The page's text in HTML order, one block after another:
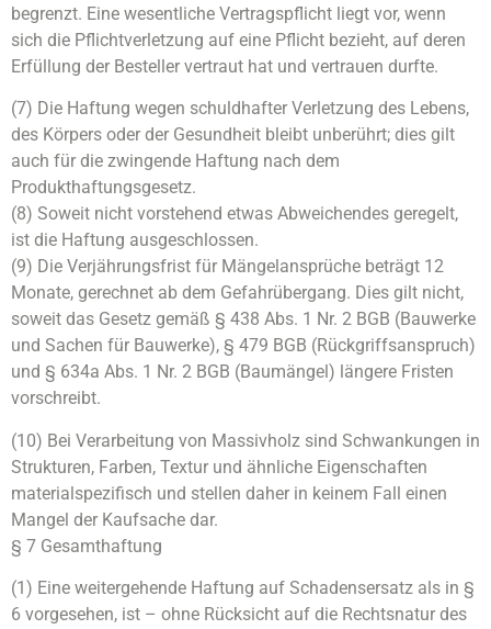
begrenzt. Eine wesentliche Vertragspflicht liegt vor, wenn
sich die Pflichtverletzung auf eine Pflicht bezieht, auf deren
Erfüllung der Besteller vertraut hat und vertrauen durfte.
(7) Die Haftung wegen schuldhafter Verletzung des Lebens,
des Körpers oder der Gesundheit bleibt unberührt; dies gilt
auch für die zwingende Haftung nach dem
Produkthaftungsgesetz.
(8) Soweit nicht vorstehend etwas Abweichendes geregelt,
ist die Haftung ausgeschlossen.
(9) Die Verjährungsfrist für Mängelansprüche beträgt 12
Monate, gerechnet ab dem Gefahrübergang. Dies gilt nicht,
soweit das Gesetz gemäß § 438 Abs. 1 Nr. 2 BGB (Bauwerke
und Sachen für Bauwerke), § 479 BGB (Rückgriffsanspruch)
und § 634a Abs. 1 Nr. 2 BGB (Baumängel) längere Fristen
vorschreibt.
(10) Bei Verarbeitung von Massivholz sind Schwankungen in
Strukturen, Farben, Textur und ähnliche Eigenschaften
materialspezifisch und stellen daher in keinem Fall einen
Mangel der Kaufsache dar.
§ 7 Gesamthaftung
(1) Eine weitergehende Haftung auf Schadensersatz als in §
6 vorgesehen, ist – ohne Rücksicht auf die Rechtsnatur des